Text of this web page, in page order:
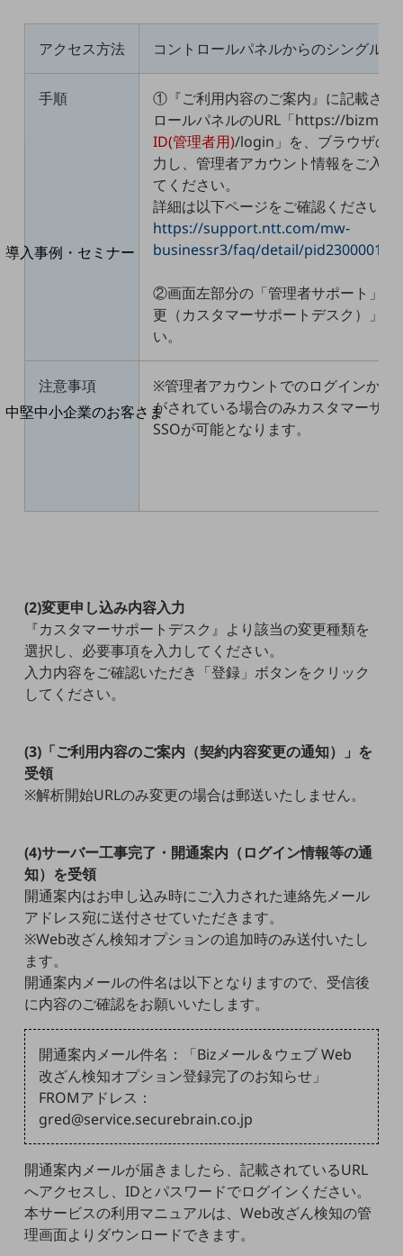
セキュリティ
運用保守・故障紛失サポート
別ウィンドウで開きます
サービスをご利用中のお客さま
導入事例・セミナー
最新の導入事例や注目の導入事例をご紹介します
別ウィンドウで開きます
中堅中小企業のお客さま
NTTドコモビジネスウォッチ
サービス・ソリューション
課題やニーズに合ったサービスをご紹介し、
中堅中小企業のビジネスをサポート！
お悩みから見つける
お悩みから見つけるTOP
モバイル・音声
バックオフィス
セキュリティ
その他のお悩みはこちら
業界から見つける
業界から見つけるTOP
製造業
小売・卸売業
運輸業
建設業
地域産業
その他の業界はこちら
ゲーム感覚で見つける
ビジネスお悩み診断
NTTドコモビジネス
オンラインショップ
モバイル・ICTサービスをオンラインで
アクセス方法 コントロールパネルからのシングルサ
手順
①『ご利用内容のご案内』に記載され
ロールパネルのURL「https://
ID(管理者用)/login」を、ブラウザの
力し、管理者アカウント情報をご入
てください。
詳細は以下ページをご確認ください。
https://support.ntt.com/mw-
businessr3/faq/detail/
②画面左部分の「管理者サポート」か
更（カスタマーサポートデスク）」
い。
注意事項
※管理者アカウントでのログインかつ
がされている場合のみカスタマーサ
SSOが可能となります。
(2)変更申し込み内容入力
『カスタマーサポートデスク』より該当の変更種類を
選択し、必要事項を入力してください。
入力内容をご確認いただき「登録」ボタンをクリック
してください。
(3)「ご利用内容のご案内（契約内容変更の通知）」を
受領
※解析開始URLのみ変更の場合は郵送いたしません。
(4)サーバー工事完了・開通案内（ログイン情報等の通
知）を受領
開通案内はお申し込み時にご入力された連絡先メール
アドレス宛に送付させていただきます。
※Web改ざん検知オプションの追加時のみ送付いたし
ます。
開通案内メールの件名は以下となりますので、受信後
に内容のご確認をお願いいたします。
開通案内メール件名：「Bizメール＆ウェブ Web
改ざん検知オプション登録完了のお知らせ」
FROMアドレス：
gred@service.securebrain.co.jp
開通案内メールが届きましたら、記載されているURL
へアクセスし、IDとパスワードでログインください。
本サービスの利用マニュアルは、Web改ざん検知の管
理画面よりダウンロードできます。